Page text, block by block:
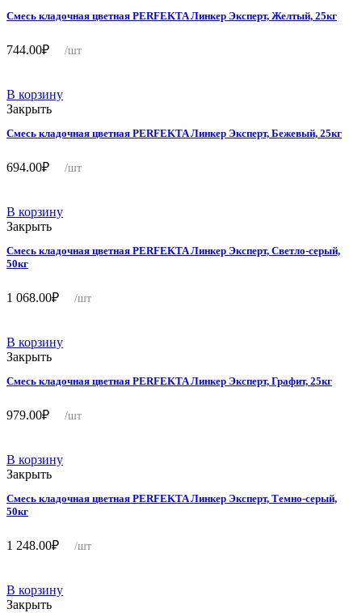
Смесь кладочная цветная PERFEKTA Линкер Эксперт, Желтый, 25кг
744.00₽ /шт
В корзину
Закрыть
Смесь кладочная цветная PERFEKTA Линкер Эксперт, Бежевый, 25кг
694.00₽ /шт
В корзину
Закрыть
Смесь кладочная цветная PERFEKTA Линкер Эксперт, Светло-серый,
50кг
1 068.00₽ /шт
В корзину
Закрыть
Смесь кладочная цветная PERFEKTA Линкер Эксперт, Графит, 25кг
979.00₽ /шт
В корзину
Закрыть
Смесь кладочная цветная PERFEKTA Линкер Эксперт, Темно-серый,
50кг
1 248.00₽ /шт
В корзину
Закрыть